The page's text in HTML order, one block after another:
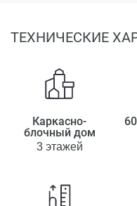
ТЕХНИЧЕСКИЕ
Каркасно-
блочный дом
3 этажей